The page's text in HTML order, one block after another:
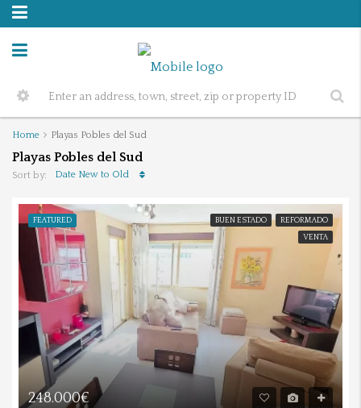
Home Playas Pobles del Sud
Playas Pobles del Sud
Sort by: Date New to Old
FEATURED BUEN ESTADO
REFORMADO
VENTA
248.000€